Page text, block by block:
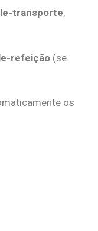
transporte,
refeição (se
os